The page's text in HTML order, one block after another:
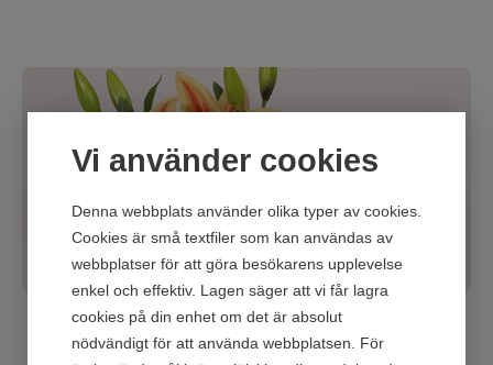
Vi använder cookies
Denna webbplats använder olika typer av cookies.
Cookies är små textfiler som kan användas av
webbplatser för att göra besökarens upplevelse
enkel och effektiv. Lagen säger att vi får lagra
cookies på din enhet om det är absolut
nödvändigt för att använda webbplatsen. För
Handlasnittblommor till fantastiska